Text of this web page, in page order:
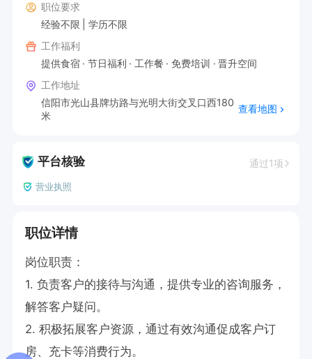
职位要求
经验不限
学历不限
工作福利
提供食宿
节日福利 工作餐 免费培训
晋升空间
工作地址
信阳市光山县牌坊路与光明大街交叉口西180
米
查看地图
平台核验 通过1项
营业执照
职位详情
岗位职责：
1. 负责客户的接待与沟通，提供专业的咨询服务，
解答客户疑问。
2. 积极拓展客户资源，通过有效沟通促成客户订
房、充卡等消费行为。